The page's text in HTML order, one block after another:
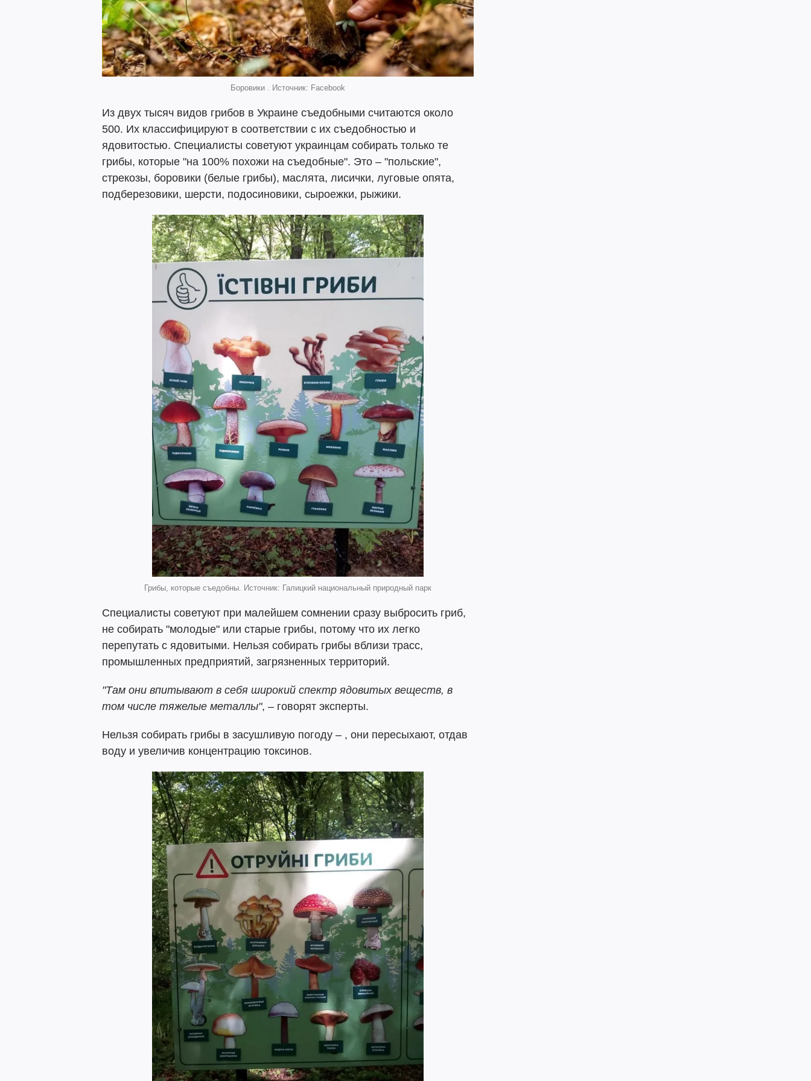
Боровики . Источник: Facebook
Из двух тысяч видов грибов в Украине съедобными считаются около
500. Их классифицируют в соответствии с их съедобностью и
ядовитостью. Специалисты советуют украинцам собирать только те
грибы, которые "на 100% похожи на съедобные". Это – "польские",
стрекозы, боровики (белые грибы), маслята, лисички, луговые опята,
подберезовики, шерсти, подосиновики, сыроежки, рыжики.
Грибы, которые съедобны. Источник: Галицкий национальный природный парк
Специалисты советуют при малейшем сомнении сразу выбросить гриб,
не собирать "молодые" или старые грибы, потому что их легко
перепутать с ядовитыми. Нельзя собирать грибы вблизи трасс,
промышленных предприятий, загрязненных территорий.
"Там они впитывают в себя широкий спектр ядовитых веществ, в
том числе тяжелые металлы", – говорят эксперты.
Нельзя собирать грибы в засушливую погоду – , они пересыхают, отдав
воду и увеличив концентрацию токсинов.